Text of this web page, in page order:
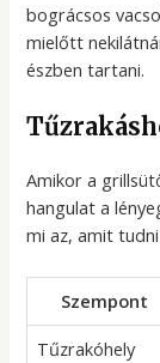
bográcsos
mielőtt
észben tartani.
Amikor a
hangulat a
mi az, amit tudni
Szempont
Tűzrakóhely